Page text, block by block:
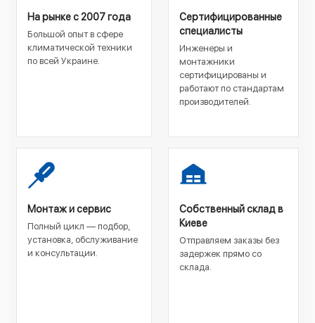
На рынке с 2007 года
Большой опыт в сфере
климатической техники
по всей Украине.
Сертифицированные
специалисты
Инженеры и
монтажники
сертифицированы и
работают по стандартам
производителей.
Монтаж и сервис
Полный цикл — подбор,
установка, обслуживание
и консультации.
Собственный склад в
Киеве
Отправляем заказы без
задержек прямо со
склада.